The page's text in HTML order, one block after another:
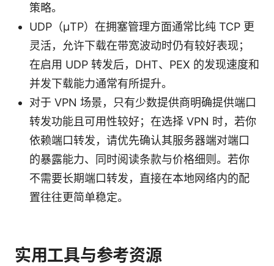
策略。
UDP（μTP）在拥塞管理方面通常比纯 TCP 更
灵活，允许下载在带宽波动时仍有较好表现；
在启用 UDP 转发后，DHT、PEX 的发现速度和
并发下载能力通常有所提升。
对于 VPN 场景，只有少数提供商明确提供端口
转发功能且可用性较好；在选择 VPN 时，若你
依赖端口转发，请优先确认其服务器端对端口
的暴露能力、同时阅读条款与价格细则。若你
不需要长期端口转发，直接在本地网络内的配
置往往更简单稳定。
实用工具与参考资源